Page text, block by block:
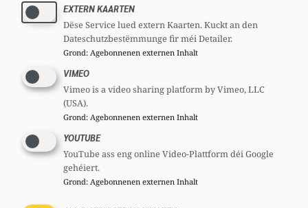
EXTERN KAARTEN
Dëse Service lued extern Kaarten. Kuckt an den
Dateschutzbestëmmunge fir méi Detailer.
Grond: Agebonnenen externen Inhalt
VIMEO
Vimeo is a video sharing platform by Vimeo, LLC
(USA).
Grond: Agebonnenen externen Inhalt
YOUTUBE
YouTube ass eng online Video-Plattform déi Google
gehéiert.
Grond: Agebonnenen externen Inhalt